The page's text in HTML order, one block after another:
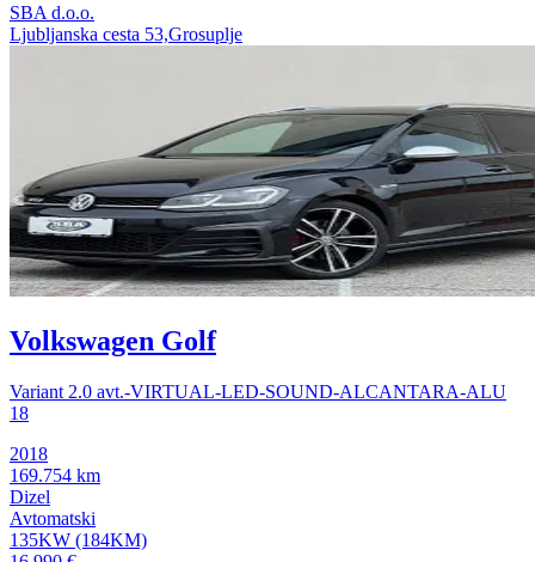
SBA d.o.o.
Ljubljanska cesta 53,Grosuplje
Volkswagen Golf
Variant 2.0 avt.-VIRTUAL-LED-SOUND-ALCANTARA-ALU
18
2018
169.754 km
Dizel
Avtomatski
135KW (184KM)